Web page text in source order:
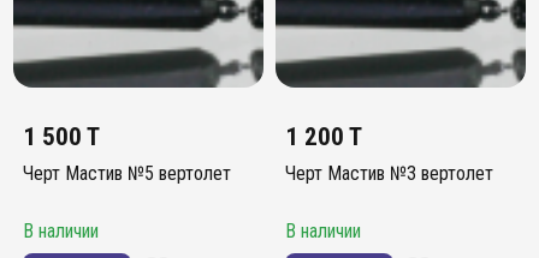
1 500 T
Черт Мастив №5 вертолет
В наличии
1 200 T
Черт Мастив №3 вертолет
В наличии